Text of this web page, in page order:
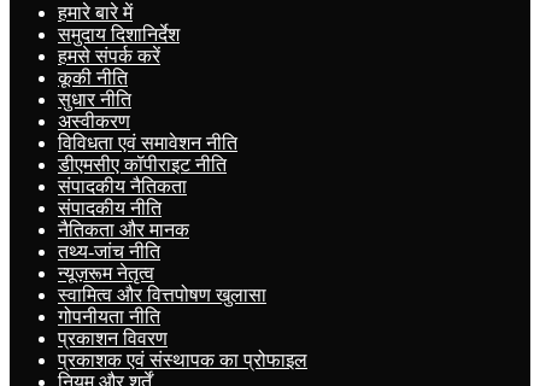
हमारे बारे में
समुदाय दिशानिर्देश
हमसे संपर्क करें
कूकी नीति
सुधार नीति
अस्वीकरण
विविधता एवं समावेशन नीति
डीएमसीए कॉपीराइट नीति
संपादकीय नैतिकता
संपादकीय नीति
नैतिकता और मानक
तथ्य-जांच नीति
न्यूज़रूम नेतृत्व
स्वामित्व और वित्तपोषण खुलासा
गोपनीयता नीति
प्रकाशन विवरण
प्रकाशक एवं संस्थापक का प्रोफाइल
नियम और शर्तें